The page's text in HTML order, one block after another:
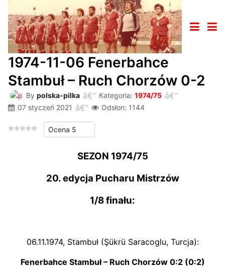
1974-11-06 Fenerbahce
Stambuł – Ruch Chorzów 0-2
By polska-pilka Kategoria: 1974/75
07 styczeń 2021
Odsłon: 1144
Proszę, oceń
SEZON 1974/75
20. edycja Pucharu Mistrzów
1/8 finału:
06.11.1974, Stambuł (Şükrü Saracoglu, Turcja):
Fenerbahce Stambuł – Ruch Chorzów 0:2 (0:2)